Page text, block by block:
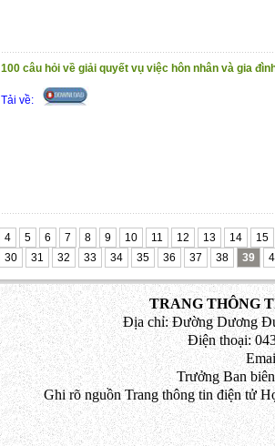
100 câu hỏi về giải quyết vụ việc hôn nhân và gia
Tải về:
4 5 6 7 8 9 10 11 12 13 14
15
30 31 32 33 34 35 36 37 38 39
TRANG THÔNG
Địa chỉ: Đường Dương
Điện thoại:
Trưởng Ban
Ghi rõ nguồn Trang thông tin điện tử